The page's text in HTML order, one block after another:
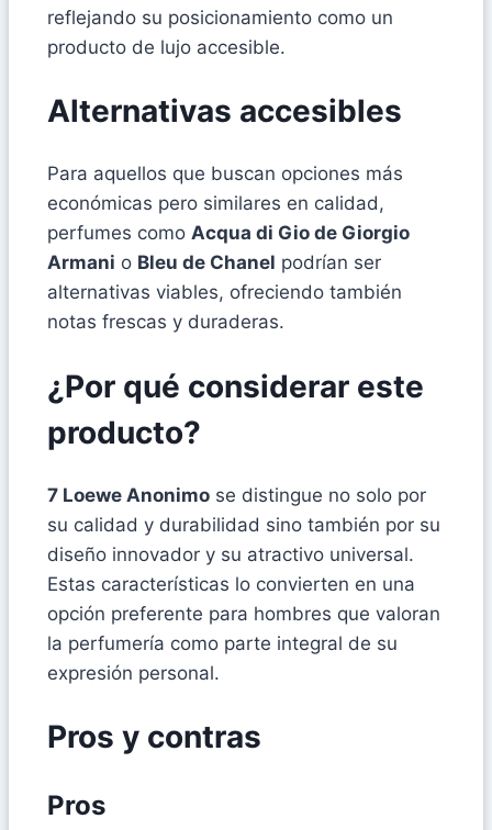
reflejando su posicionamiento como un
producto de lujo accesible.
Alternativas accesibles
Para aquellos que buscan opciones más
económicas pero similares en calidad,
perfumes como Acqua di Gio de Giorgio
Armani o Bleu de Chanel podrían ser
alternativas viables, ofreciendo también
notas frescas y duraderas.
¿Por qué considerar este
producto?
7 Loewe Anonimo se distingue no solo por
su calidad y durabilidad sino también por su
diseño innovador y su atractivo universal.
Estas características lo convierten en una
opción preferente para hombres que valoran
la perfumería como parte integral de su
expresión personal.
Pros y contras
Pros